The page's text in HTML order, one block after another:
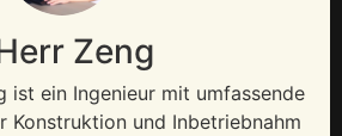
Zeng
ist ein Ingenieur mit umfassende
Konstruktion und Inbetriebnahm